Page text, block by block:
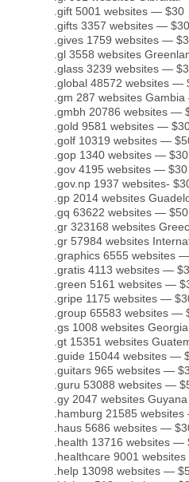
.gift 5001 websites — $30
.gifts 3357 websites — $30
.gives 1759 websites —
.gl 3558 websites
.glass 3239 websites —
.global 48572 websites —
.gm 287 websites
.gmbh 20786 websites —
.gold 9581 websites —
.golf 10319 websites —
.gop 1340 websites — $30
.gov 4195 websites — $30
.gov.np 1937 websites-
.gp 2014 websites
.gq 63622 websites — $50
.gr 323168 websites
.gr 57984 websites
.graphics 6555 websites
.gratis 4113 websites —
.green 5161 websites —
.gripe 1175 websites —
.group 65583 websites —
.gs 1008 websites
.gt 15351 websites
.guide 15044 websites —
.guitars 965 websites —
.guru 53088 websites —
.gy 2047 websites
.hamburg 21585
.haus 5686 websites —
.health 13716 websites —
.healthcare 9001
.help 13098 websites —